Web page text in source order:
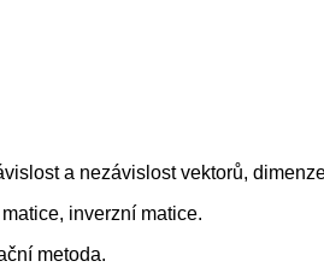
a nezávislost vektorů,
inverzní matice.
metoda.